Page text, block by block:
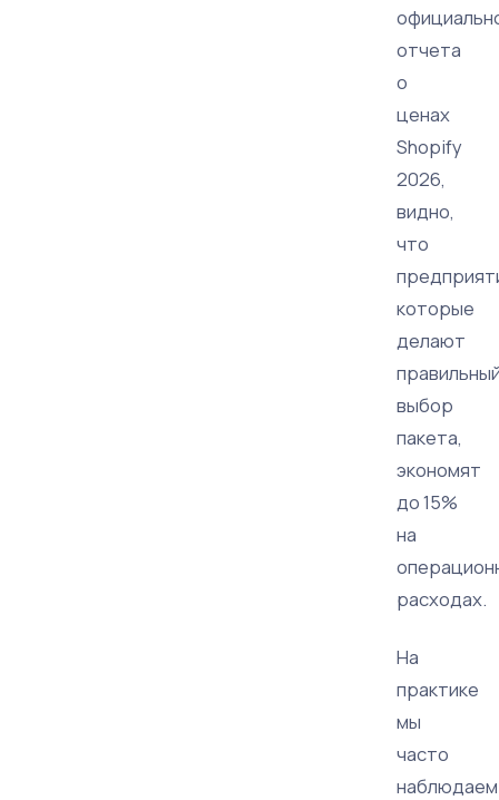
отчета
о
ценах
Shopify
2026,
видно,
что
которые
делают
выбор
пакета,
экономят
до 15%
на
расходах.
На
практике
мы
часто